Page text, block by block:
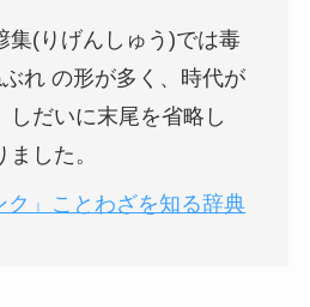
集(りげんしゅう)では毒
れ の形が多く、時代が
しだいに末尾を省略し
した。
」ことわざを知る辞典